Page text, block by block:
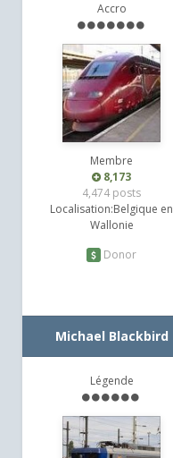
Accro
Membre
8,173
4,474 posts
Localisation:Belgique en
Wallonie
Donor
Michael Blackbird
Légende